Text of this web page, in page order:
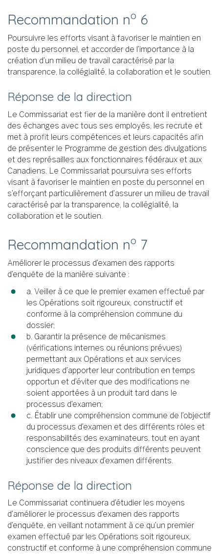
Recommandation no 6
Poursuivre les efforts visant à favoriser le maintien en
poste du personnel, et accorder de l’importance à la
création d’un milieu de travail caractérisé par la
transparence, la collégialité, la collaboration et le soutien.
Réponse de la direction
Le Commissariat est fier de la manière dont il entretient
des échanges avec tous ses employés, les recrute et
met à profit leurs compétences et leurs capacités afin
de présenter le Programme de gestion des divulgations
et des représailles aux fonctionnaires fédéraux et aux
Canadiens. Le Commissariat poursuivra ses efforts
visant à favoriser le maintien en poste du personnel en
s’efforçant particulièrement d’assurer un milieu de travail
caractérisé par la transparence, la collégialité, la
collaboration et le soutien.
Recommandation no 7
Améliorer le processus d’examen des rapports
d’enquête de la manière suivante :
a. Veiller à ce que le premier examen effectué par
les Opérations soit rigoureux, constructif et
conforme à la compréhension commune du
dossier;
b. Garantir la présence de mécanismes
(vérifications internes ou réunions prévues)
permettant aux Opérations et aux services
juridiques d’apporter leur contribution en temps
opportun et d’éviter que des modifications ne
soient apportées à un produit tard dans le
processus d’examen;
c. Établir une compréhension commune de l’objectif
du processus d’examen et des différents rôles et
responsabilités des examinateurs, tout en ayant
conscience que des produits différents peuvent
justifier des niveaux d’examen différents.
Réponse de la direction
Le Commissariat continuera d’étudier les moyens
d’améliorer le processus d’examen des rapports
d’enquête, en veillant notamment à ce qu’un premier
examen effectué par les Opérations soit rigoureux,
constructif et conforme à une compréhension commune